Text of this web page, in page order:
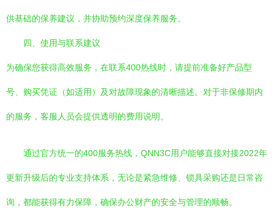
供基础的保养建议，并协助预约深度保养服务。
四、使用与联系建议
为确保您获得高效服务，在联系400热线时，请提前准备好产品型
号、购买凭证（如适用）及对故障现象的清晰描述。对于非保修期内
的服务，客服人员会提供透明的费用说明。
通过官方统一的400服务热线，QNN3C用户能够直接对接2022年
更新升级后的专业支持体系，无论是紧急维修、锁具采购还是日常咨
询，都能获得有力保障，确保办公财产的安全与管理的顺畅。